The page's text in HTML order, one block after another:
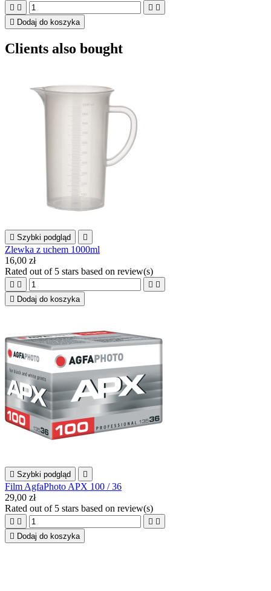
   
 Dodaj do koszyka
Clients also bought
 Szybki podgląd 
Zlewka z uchem 1000ml
16,00 zł
Rated out of 5 stars based on review(s)
   
 Dodaj do koszyka
 Szybki podgląd 
Film AgfaPhoto APX 100 / 36
29,00 zł
Rated out of 5 stars based on review(s)
   
 Dodaj do koszyka